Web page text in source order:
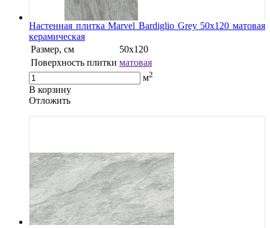
Настенная плитка Marvel Bardiglio Grey 50x120 матовая
керамическая
Размер, см
50x120
Поверхность плитки матовая
м2
В корзину
Oтложить